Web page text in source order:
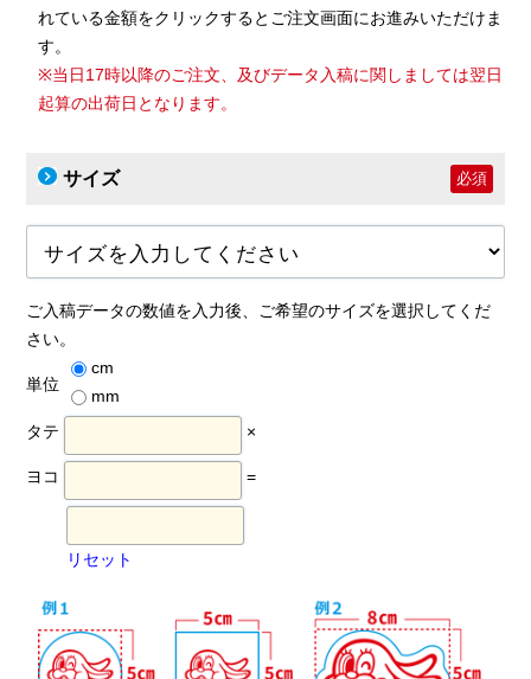
れている金額をクリックするとご注文画面にお進みいただけま
す。
※当日17時以降のご注文、及びデータ入稿に関しましては翌日
起算の出荷日となります。
サイズ 必須
ご入稿データの数値を入力後、ご希望のサイズを選択してくだ
さい。
単位
cm
mm
タテ
×
ヨコ =
リセット